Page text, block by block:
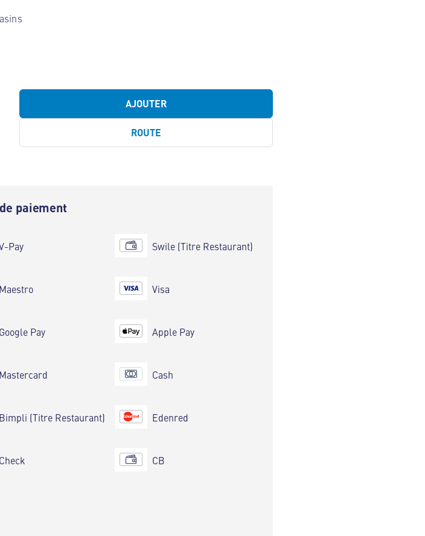
AJOUTER
ROUTE
paiement
Pay
Maestro
Google Pay
Mastercard
Bimpli (Titre Restaurant)
Check
Swile (Titre Restaurant)
Visa
Apple Pay
Cash
Edenred
CB